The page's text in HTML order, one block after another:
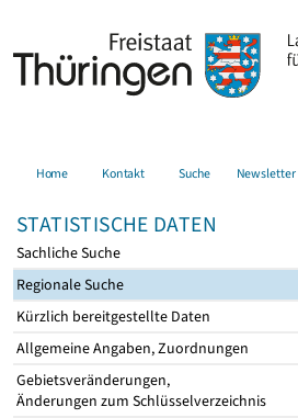
Home Kontakt Suche Newsletter
STATISTISCHE DATEN
Sachliche Suche
Regionale Suche
Kürzlich bereitgestellte Daten
Allgemeine Angaben, Zuordnungen
Gebietsveränderungen,
Änderungen zum Schlüsselverzeichnis